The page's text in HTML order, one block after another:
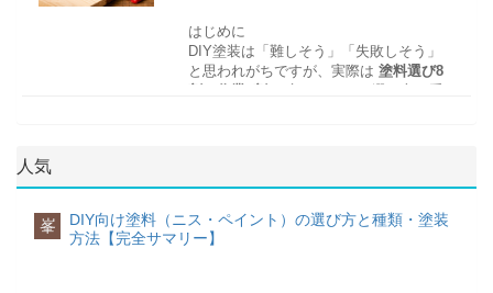
シーリングライト
❌ 直結配線式：DIY不可
え時期の先延ばしが可能になります。
2. DIYで対応できる壁紙の症状
表面に付着した軽度の汚れ
薄い黒ずみ・軽度のカビ跡
はじめに
DIY塗装は「難しそう」「失敗しそう」
と思われがちですが、実際は 塗料選び8
ペイントか？ニスか？
人気
峯
DIY向け塗料（ニス・ペイント）の選び方と種類・塗装
方法【完全サマリー】